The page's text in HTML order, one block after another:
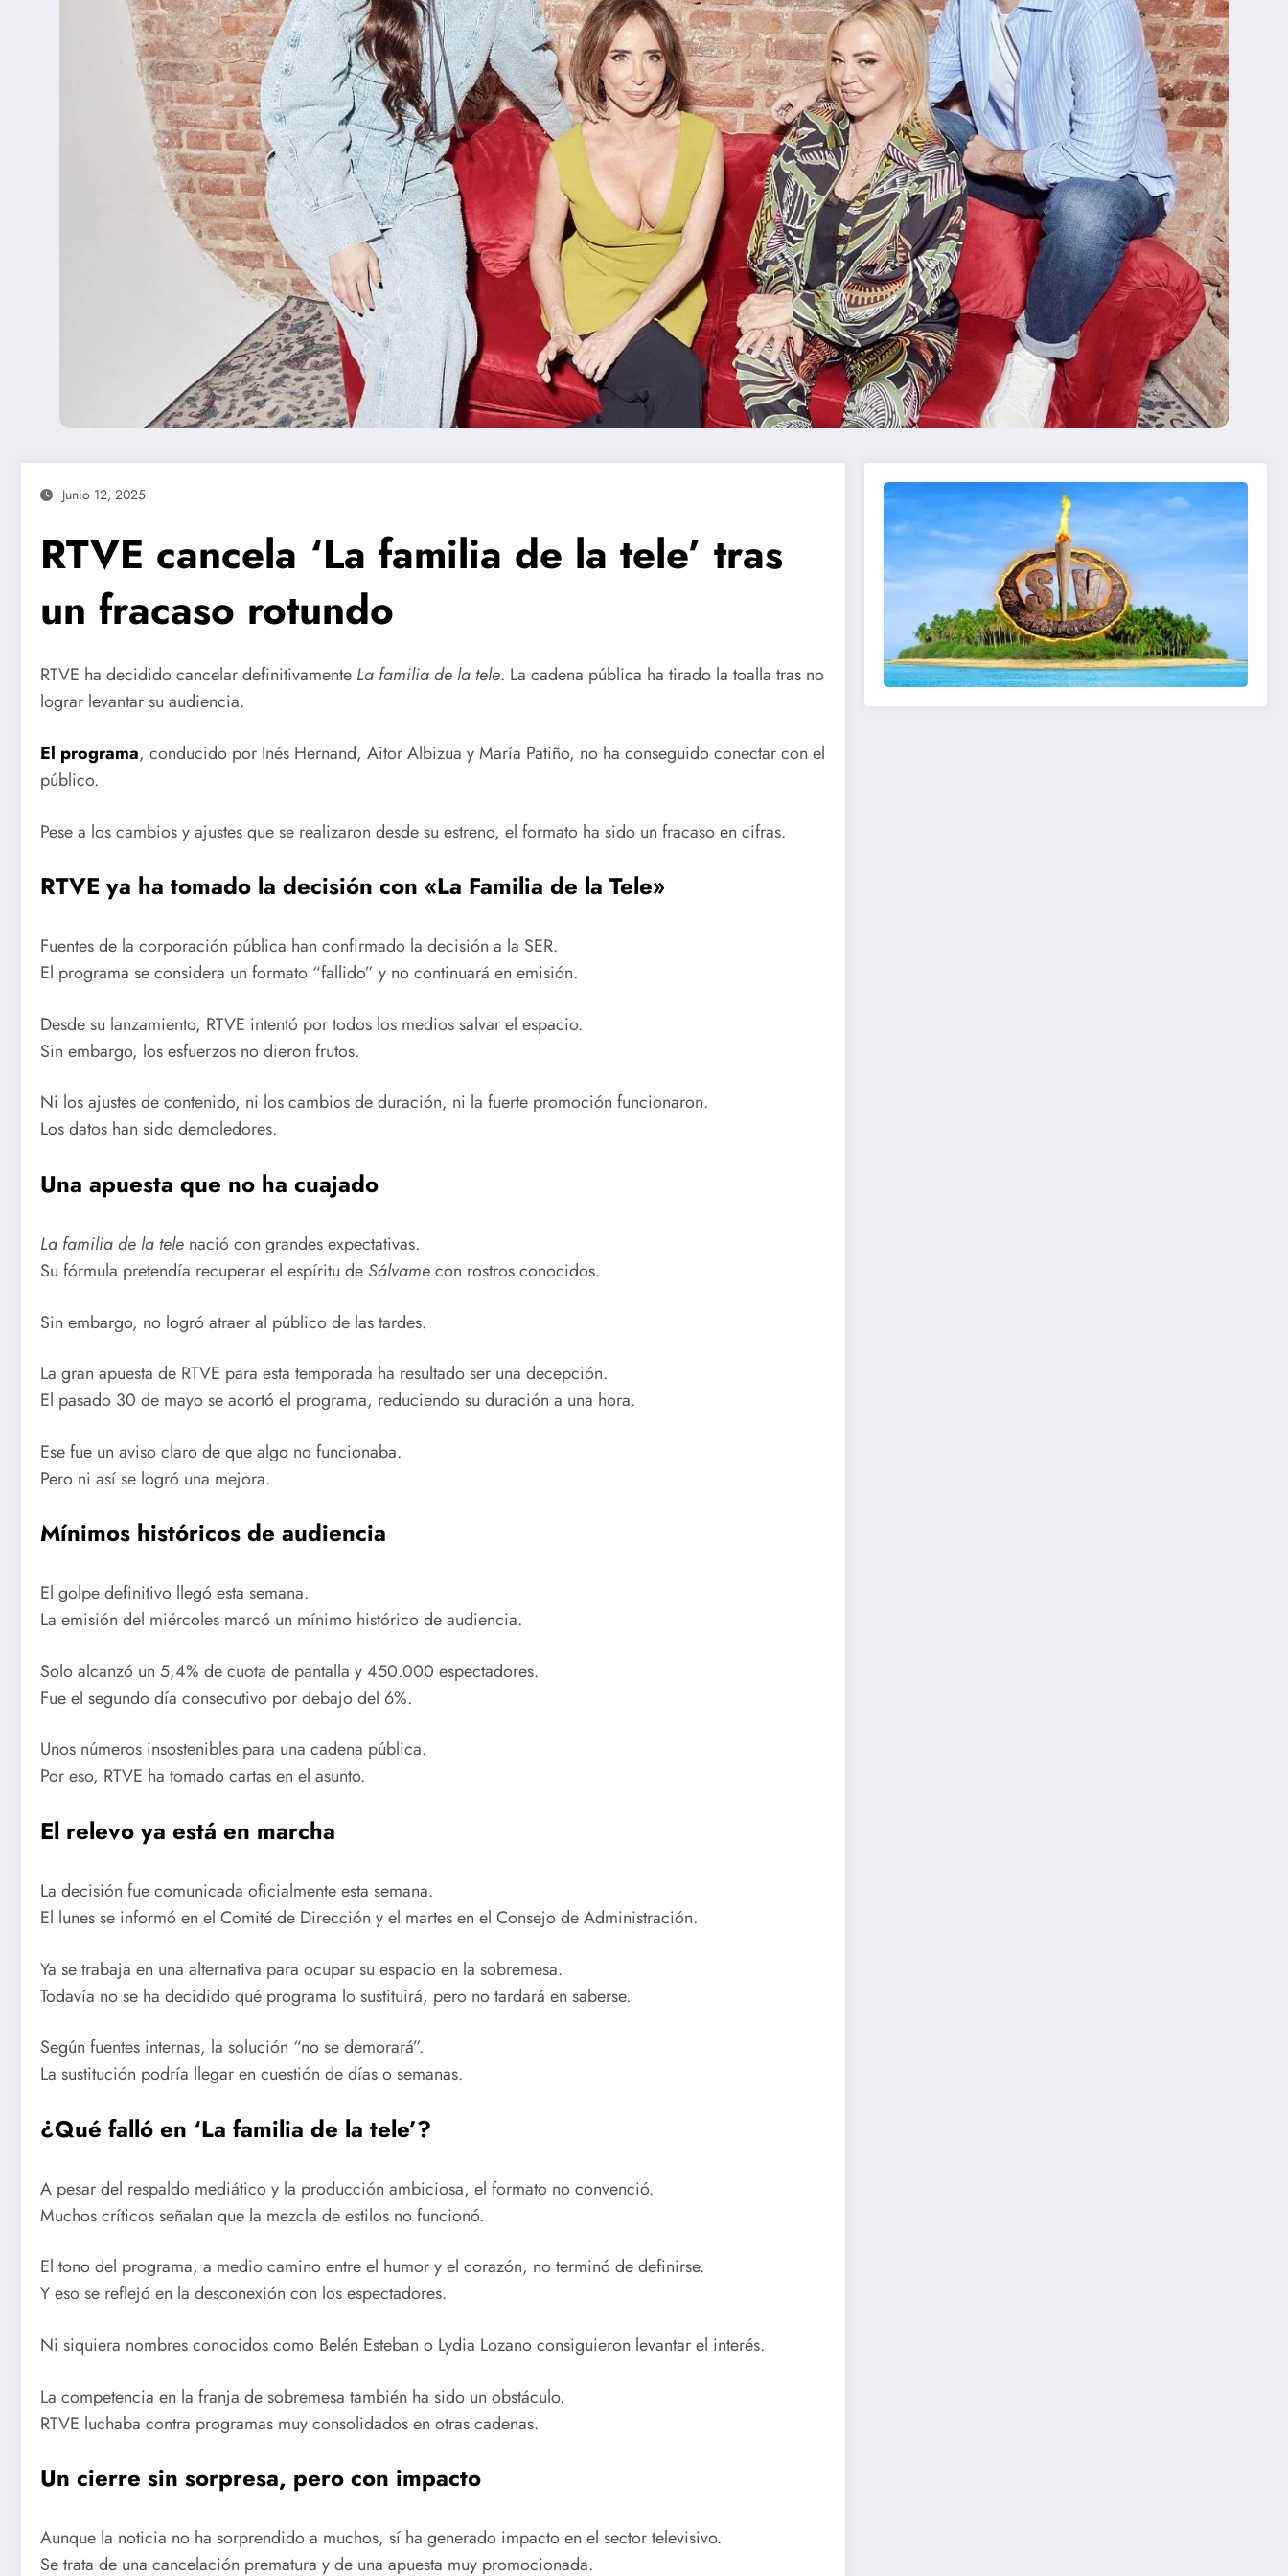
Junio 12, 2025
RTVE cancela ‘La familia de la tele’ tras
un fracaso rotundo
RTVE ha decidido cancelar definitivamente La familia de la tele. La cadena pública ha tirado la toalla tras no
lograr levantar su audiencia.
El programa, conducido por Inés Hernand, Aitor Albizua y María Patiño, no ha conseguido conectar con el
público.
Pese a los cambios y ajustes que se realizaron desde su estreno, el formato ha sido un fracaso en cifras.
RTVE ya ha tomado la decisión con «La Familia de la Tele»
Fuentes de la corporación pública han confirmado la decisión a la SER.
El programa se considera un formato “fallido” y no continuará en emisión.
Desde su lanzamiento, RTVE intentó por todos los medios salvar el espacio.
Sin embargo, los esfuerzos no dieron frutos.
Ni los ajustes de contenido, ni los cambios de duración, ni la fuerte promoción funcionaron.
Los datos han sido demoledores.
Una apuesta que no ha cuajado
La familia de la tele nació con grandes expectativas.
Su fórmula pretendía recuperar el espíritu de Sálvamecon rostros conocidos.
Sin embargo, no logró atraer al público de las tardes.
La gran apuesta de RTVE para esta temporada ha resultado ser una decepción.
El pasado 30 de mayo se acortó el programa, reduciendo su duración a una hora.
Ese fue un aviso claro de que algo no funcionaba.
Pero ni así se logró una mejora.
Mínimos históricos de audiencia
El golpe definitivo llegó esta semana.
La emisión del miércoles marcó un mínimo histórico de audiencia.
Solo alcanzó un 5,4% de cuota de pantalla y 450.000 espectadores.
Fue el segundo día consecutivo por debajo del 6%.
Unos números insostenibles para una cadena pública.
Por eso, RTVE ha tomado cartas en el asunto.
El relevo ya está en marcha
La decisión fue comunicada oficialmente esta semana.
El lunes se informó en el Comité de Dirección y el martes en el Consejo de Administración.
Ya se trabaja en una alternativa para ocupar su espacio en la sobremesa.
Todavía no se ha decidido qué programa lo sustituirá, pero no tardará en saberse.
Según fuentes internas, la solución “no se demorará”.
La sustitución podría llegar en cuestión de días o semanas.
¿Qué falló en ‘La familia de la tele’?
A pesar del respaldo mediático y la producción ambiciosa, el formato no convenció.
Muchos críticos señalan que la mezcla de estilos no funcionó.
El tono del programa, a medio camino entre el humor y el corazón, no terminó de definirse.
Y eso se reflejó en la desconexión con los espectadores.
Ni siquiera nombres conocidos como Belén Esteban o Lydia Lozano consiguieron levantar el interés.
La competencia en la franja de sobremesa también ha sido un obstáculo.
RTVE luchaba contra programas muy consolidados en otras cadenas.
Un cierre sin sorpresa, pero con impacto
Aunque la noticia no ha sorprendido a muchos, sí ha generado impacto en el sector televisivo.
Se trata de una cancelación prematura y de una apuesta muy promocionada.